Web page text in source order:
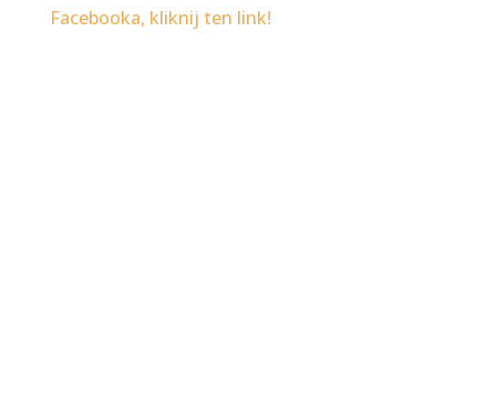
Facebooka, kliknij ten link!